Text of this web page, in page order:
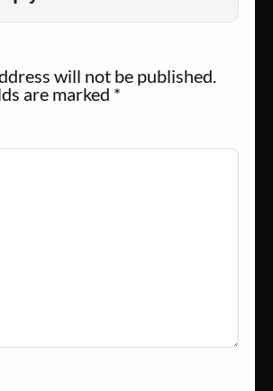
will not be published.
are marked *